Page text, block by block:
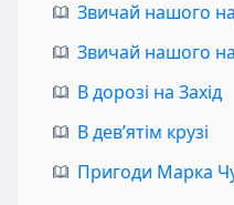
Звичай нашого
Звичай нашого
В дорозі на Захід
В дев’ятім крузі
Пригоди Марка